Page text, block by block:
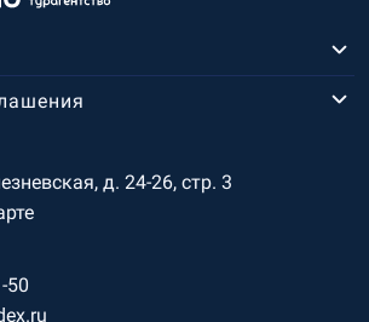
д. 24-26, стр. 3
50